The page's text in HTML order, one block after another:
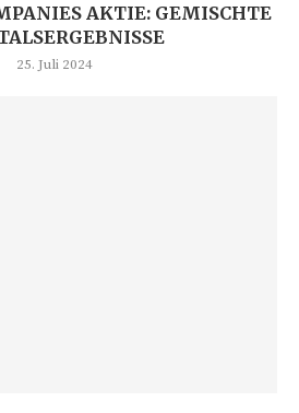
AKTIE: GEMISCHTE
25. Juli 2024